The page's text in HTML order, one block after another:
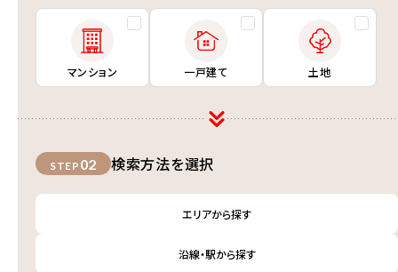
マンション 一戸建て 土地
STEP 02 検索方法を選択
エリアから探す
沿線・駅から探す